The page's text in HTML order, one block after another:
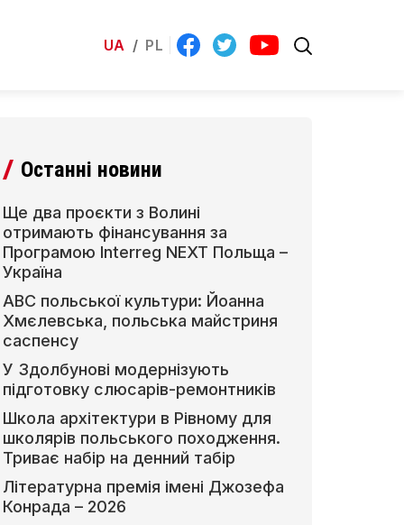
UA / PL
Останні новини
Ще два проєкти з Волині
отримають фінансування за
Програмою Interreg NEXT Польща –
Україна
АВС польської культури: Йоанна
Хмєлевська, польська майстриня
саспенсу
У Здолбунові модернізують
підготовку слюсарів-ремонтників
Школа архітектури в Рівному для
школярів польського походження.
Триває набір на денний табір
Літературна премія імені Джозефа
Конрада – 2026